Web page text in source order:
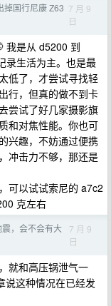
掉国行尼康 Z63 7 月 9
日
我是从 d5200 到
录生活为主。也是最
低了，才尝试寻找轻
行，但真的做不到卡
尝试了好几家摄影旗
和对焦性能。你也可
兴趣，不妨通过便携
冲击力不够，那还是
可以试试索尼的 a7c2
克左右
，会不会有大
7 月 9
日
就和高压锅泄气一
说这种情况在已经发